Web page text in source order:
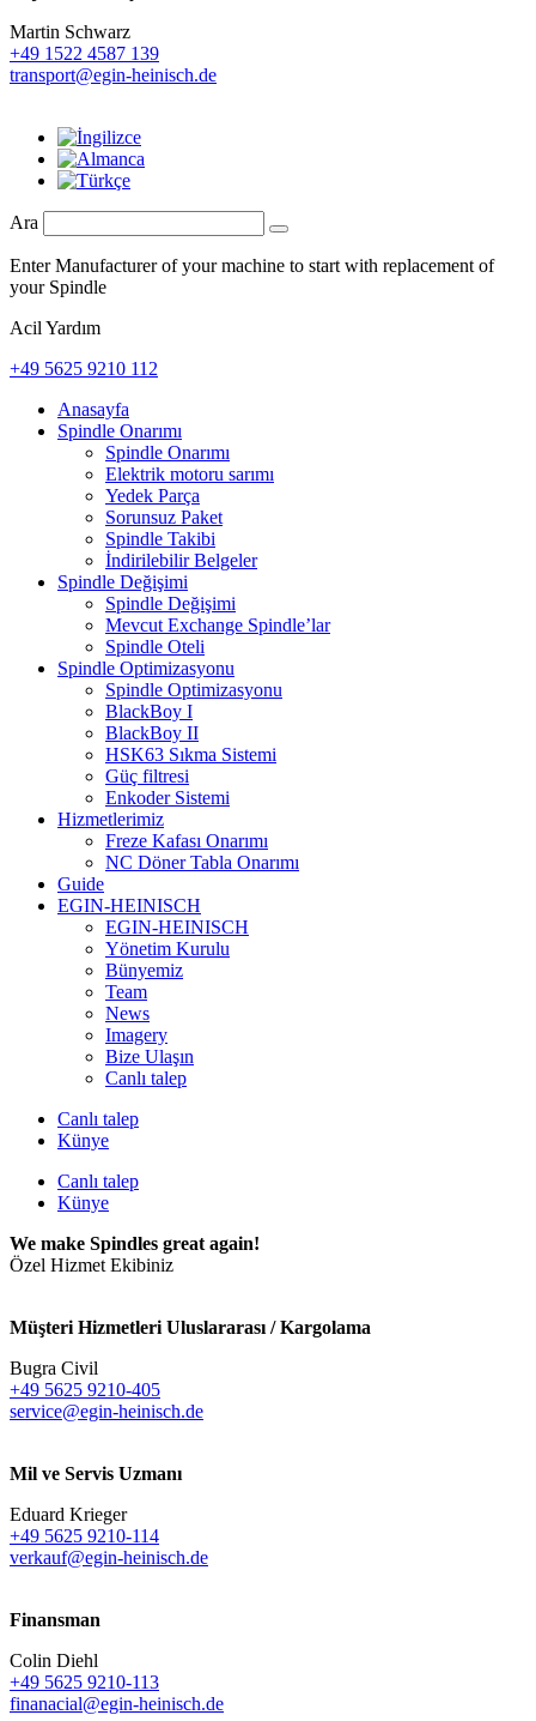
Martin Schwarz
+49 1522 4587 139
transport@egin-heinisch.de
Ara
Enter Manufacturer of your machine to start with replacement of
your Spindle
Acil Yardım
+49 5625 9210 112
Anasayfa
Spindle Onarımı
Spindle Onarımı
Elektrik motoru sarımı
Yedek Parça
Sorunsuz Paket
Spindle Takibi
İndirilebilir Belgeler
Spindle Değişimi
Spindle Değişimi
Mevcut Exchange Spindle’lar
Spindle Oteli
Spindle Optimizasyonu
Spindle Optimizasyonu
BlackBoy I
BlackBoy II
HSK63 Sıkma Sistemi
Güç filtresi
Enkoder Sistemi
Hizmetlerimiz
Freze Kafası Onarımı
NC Döner Tabla Onarımı
Guide
EGIN-HEINISCH
EGIN-HEINISCH
Yönetim Kurulu
Bünyemiz
Team
News
Imagery
Bize Ulaşın
Canlı talep
Canlı talep
Künye
Canlı talep
Künye
We make Spindles great again!
Özel Hizmet Ekibiniz
Müşteri Hizmetleri Uluslararası / Kargolama
Bugra Civil
+49 5625 9210-405
service@egin-heinisch.de
Mil ve Servis Uzmanı
Eduard Krieger
+49 5625 9210-114
verkauf@egin-heinisch.de
Finansman
Colin Diehl
+49 5625 9210-113
finanacial@egin-heinisch.de